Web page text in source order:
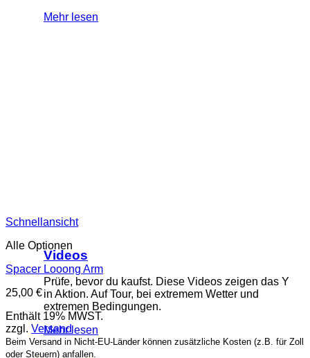
Mehr lesen
Videos
Prüfe, bevor du kaufst. Diese Videos zeigen das Y
in Aktion. Auf Tour, bei extremem Wetter und
extremen Bedingungen.
Mehr lesen
Schnellansicht
Alle Optionen
Spacer Looong Arm
25,00 €
Enthält 19% MWST.
zzgl. Versand
Beim Versand in Nicht-EU-Länder können zusätzliche Kosten (z.B. für Zoll
oder Steuern) anfallen.